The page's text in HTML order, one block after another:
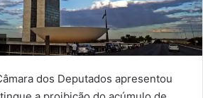
dos Deputados apresentou